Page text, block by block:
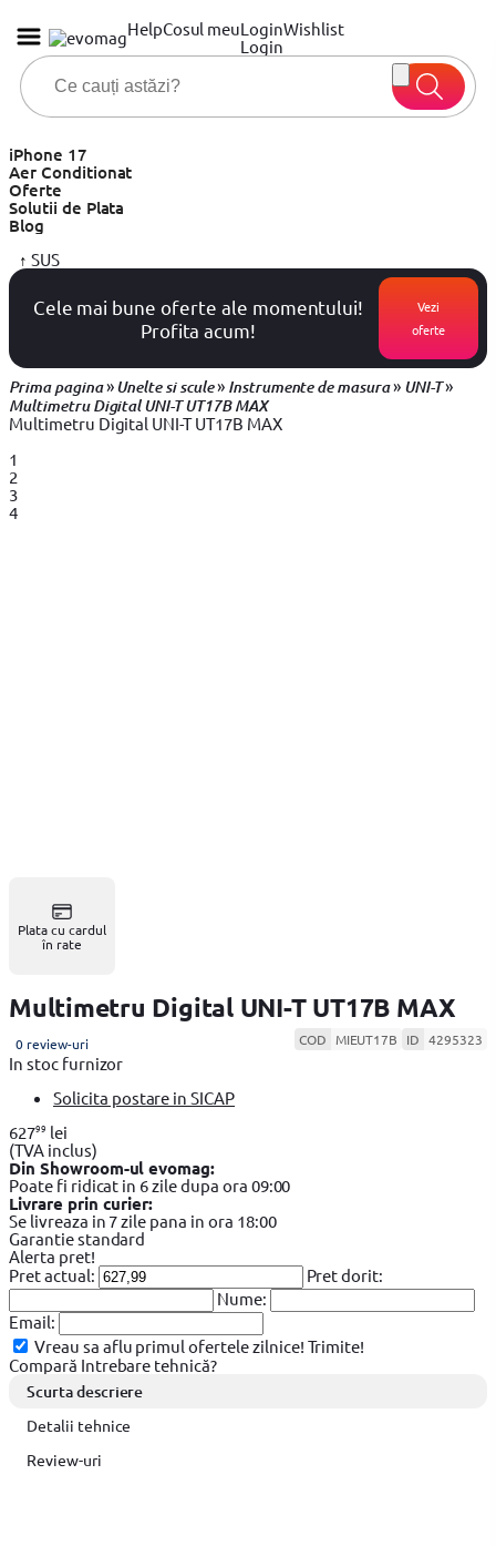
HelpCosul meuLogin
Login
Wishlist
iPhone 17
Aer Conditionat
Oferte
Solutii de Plata
Blog
↑ SUS
Cele mai bune oferte ale momentului!
Profita acum!
Vezi
oferte
Prima pagina»Unelte si scule» Instrumente de masura» UNI-T»
Multimetru Digital UNI-T UT17B MAX
Multimetru Digital UNI-T UT17B MAX
1
2
3
4
Plata cu cardul
în rate
Multimetru Digital UNI-T UT17B MAX
0 review-uri COD MIEUT17B ID 4295323
In stoc furnizor
Solicita postare in SICAP
62799 lei
(TVA inclus)
Din Showroom-ul evomag:
Poate fi ridicat in 6 zile dupa ora 09:00
Livrare prin curier:
Se livreaza in 7 zile pana in ora 18:00
Garantie standard
Alerta pret!
Pret actual:
Pret dorit:
Nume:
Email:
Vreau sa aflu primul ofertele zilnice! Trimite!
Compară Intrebare tehnică?
Scurta descriere
Detalii tehnice
Review-uri